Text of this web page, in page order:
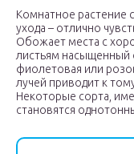
Комнатное растение
ухода – отлично
Обожает места с
листьям насыщенный
фиолетовая или
лучей приводит к
Некоторые сорта,
становятся